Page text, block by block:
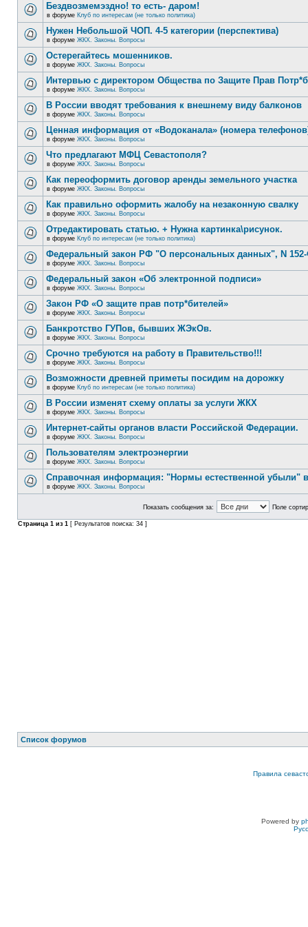
Бездвозмемэздно! то есть- даром!
в форуме Клуб по интересам (не только политика)
Нужен Небольшой ЧОП. 4-5 категории (перспектива)
в форуме ЖКХ. Законы. Вопросы
Остерегайтесь мошенников.
в форуме ЖКХ. Законы. Вопросы
Интервью с директором Общества по Защите Прав
в форуме ЖКХ. Законы. Вопросы
В России вводят требования к внешнему виду балконов
в форуме ЖКХ. Законы. Вопросы
Ценная информация от «Водоканала» (номера
в форуме ЖКХ. Законы. Вопросы
Что предлагают МФЦ Севастополя?
в форуме ЖКХ. Законы. Вопросы
Как переоформить договор аренды земельного участка
в форуме ЖКХ. Законы. Вопросы
Как правильно оформить жалобу на незаконную свалку
в форуме ЖКХ. Законы. Вопросы
Отредактировать статью. + Нужна картинка\рисунок.
в форуме Клуб по интересам (не только политика)
Федеральный закон РФ "О персональных данных", N
в форуме ЖКХ. Законы. Вопросы
Федеральный закон «Об электронной подписи»
в форуме ЖКХ. Законы. Вопросы
Закон РФ «О защите прав потр*бителей»
в форуме ЖКХ. Законы. Вопросы
Банкротство ГУПов, бывших ЖЭкОв.
в форуме ЖКХ. Законы. Вопросы
Срочно требуются на работу в Правительство!!!
в форуме ЖКХ. Законы. Вопросы
Возможности древней приметы посидим на дорожку
в форуме Клуб по интересам (не только политика)
В России изменят схему оплаты за услуги ЖКХ
в форуме ЖКХ. Законы. Вопросы
Интернет-сайты органов власти Российской Федерации.
в форуме ЖКХ. Законы. Вопросы
Пользователям электроэнергии
в форуме ЖКХ. Законы. Вопросы
Справочная информация: "Нормы естественной убыли"
в форуме ЖКХ. Законы. Вопросы
Показать сообщения за: Поле
Страница 1 из 1 [ Результатов поиска: 34 ]
Список форумов
Правила
Powered by